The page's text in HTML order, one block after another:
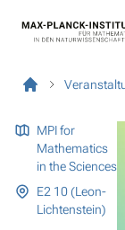
MPI for
Mathematics
in the Sciences
E2 10 (Leon-
Lichtenstein)